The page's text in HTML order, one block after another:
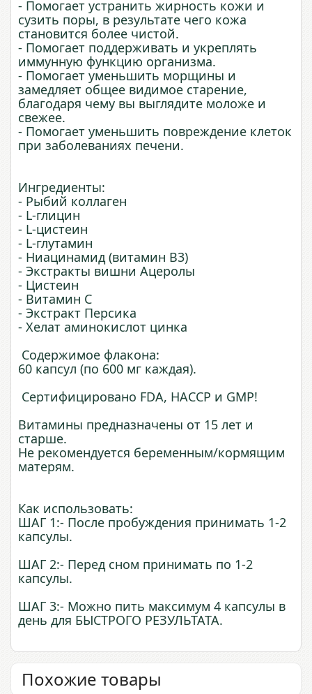
- Помогает устранить жирность кожи и
сузить поры, в результате чего кожа
становится более чистой.
- Помогает поддерживать и укреплять
иммунную функцию организма.
- Помогает уменьшить морщины и
замедляет общее видимое старение,
благодаря чему вы выглядите моложе и
свежее.
- Помогает уменьшить повреждение клеток
при заболеваниях печени.
Ингредиенты:
- Рыбий коллаген
- L-глицин
- L-цистеин
- L-глутамин
- Ниацинамид (витамин B3)
- Экстракты вишни Ацеролы
- Цистеин
- Витамин C
- Экстракт Персика
- Хелат аминокислот цинка
Содержимое флакона:
60 ​​капсул (по 600 мг каждая).
Сертифицировано FDA, HACCP и GMP!
Витамины предназначены от 15 лет и
старше.
Не рекомендуется беременным/кормящим
матерям.
Как использовать:
ШАГ 1:- После пробуждения принимать 1-2
капсулы.
ШАГ 2:- Перед сном принимать по 1-2
капсулы.
ШАГ 3:- Можно пить максимум 4 капсулы в
день для БЫСТРОГО РЕЗУЛЬТАТА.
Похожие товары